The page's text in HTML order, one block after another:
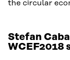
the circular
Stefan
WCEF2018